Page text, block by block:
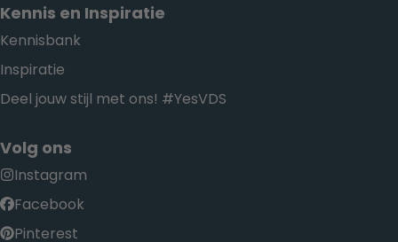
Kennis en Inspiratie
Kennisbank
Inspiratie
Deel jouw stijl met ons! #YesVDS
Volg ons
Instagram
Facebook
Pinterest